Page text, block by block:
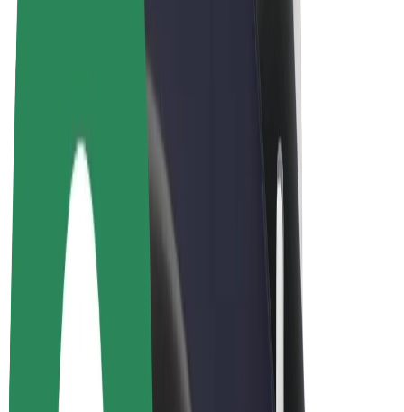
Bolt Food
Bolt Drive
Bolt for Business
Ηλεκτρικά ποδήλατα
Bolt Plus
Κερδίστε με Bolt
Οδηγοί
Απολαβές οδηγών
Διανομείς